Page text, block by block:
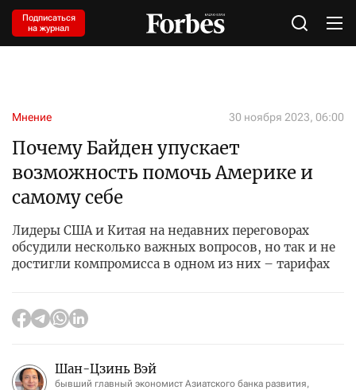
Подписаться
на журнал
Мнение 30 ноября 2023, 06:00
Почему Байден упускает
возможность помочь Америке и
самому себе
Лидеры США и Китая на недавних переговорах
обсудили несколько важных вопросов, но так и не
достигли компромисса в одном из них – тарифах
Шан-Цзинь Вэй
бывший главный экономист Азиатского банка развития,